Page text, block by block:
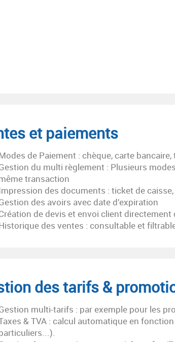
et paiements
de Paiement : chèque, carte
du multi règlement : Plusieurs
transaction
des documents : ticket de
des avoirs avec date d’expiration
de devis et envoi client
des ventes : consultable et
des tarifs &
multi-tarifs : par exemple pour les
& TVA : calcul automatique en